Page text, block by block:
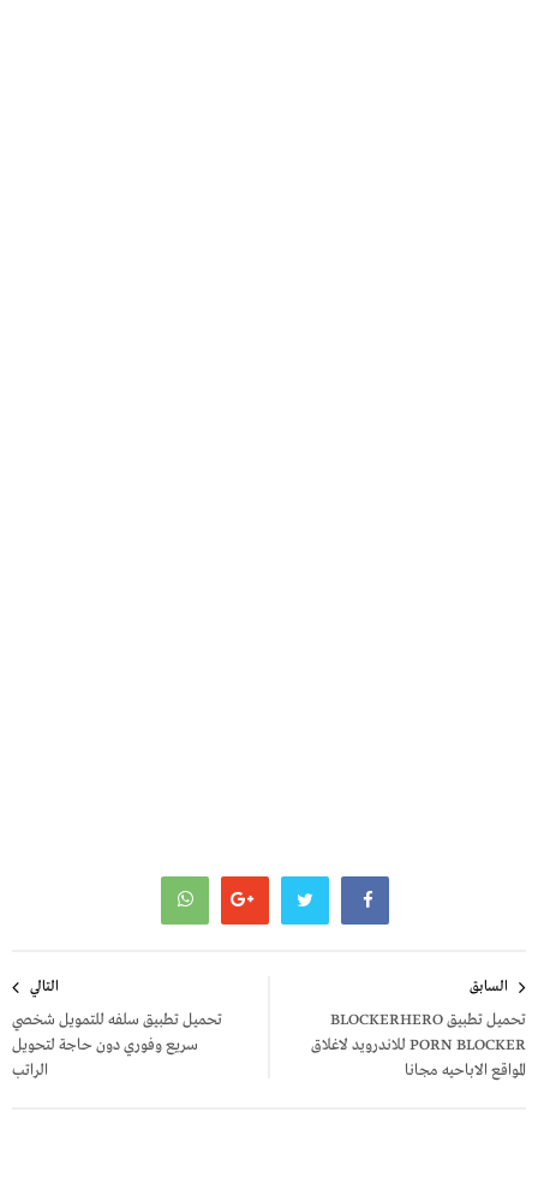
المقالات
السابق
تحميل تطبيق BLOCKERHERO
PORN BLOCKER للاندرويد لاغلاق
المواقع الاباحيه مجانا
التالي
تحميل تطبيق سلفه للتمويل شخصي
سريع وفوري دون حاجة لتحويل
الراتب